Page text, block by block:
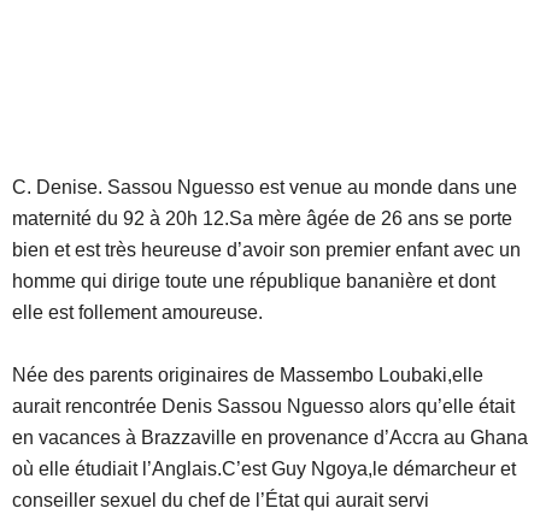
C. Denise. Sassou Nguesso est venue au monde dans une
maternité du 92 à 20h 12.Sa mère âgée de 26 ans se porte
bien et est très heureuse d’avoir son premier enfant avec un
homme qui dirige toute une république bananière et dont
elle est follement amoureuse.
Née des parents originaires de Massembo Loubaki,elle
aurait rencontrée Denis Sassou Nguesso alors qu’elle était
en vacances à Brazzaville en provenance d’Accra au Ghana
où elle étudiait l’Anglais.C’est Guy Ngoya,le démarcheur et
conseiller sexuel du chef de l’État qui aurait servi